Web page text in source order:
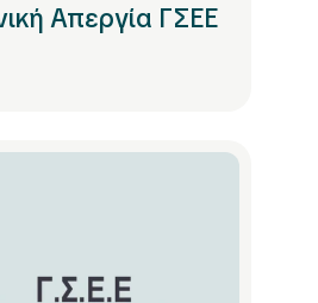
Απεργία ΓΣΕΕ